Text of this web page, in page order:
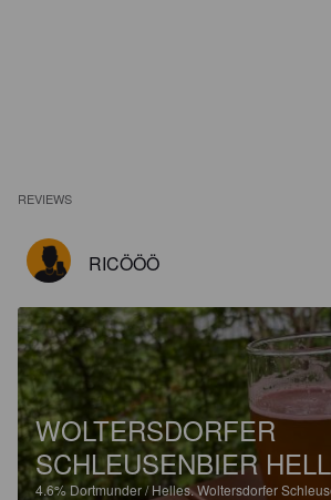
REVIEWS
RICÖÖÖ
WOLTERSDORFER
SCHLEUSENBIER HELL
4.6%Dortmunder / Helles.Woltersdorfer